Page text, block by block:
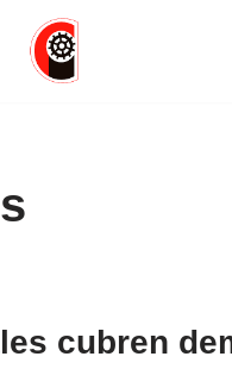
cubren